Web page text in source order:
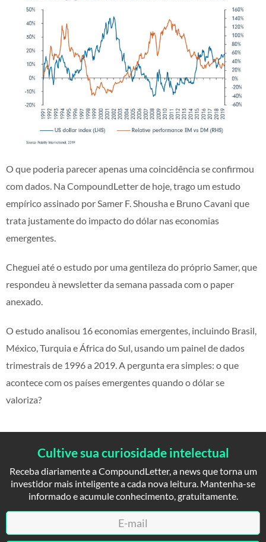
O que poderia parecer apenas uma coincidência se confirmou
com dados. Na CompoundLetter de hoje, trago um estudo
empírico assinado por Samer F. Shousha e Bruno Cavani que
trata justamente do impacto do dólar nas economias
emergentes.
Cheguei até o estudo por uma gentileza do próprio Samer, que
respondeu à newsletter da semana passada com o paper
anexado.
O estudo analisou 16 economias emergentes, incluindo Brasil,
México, Turquia e África do Sul, usando um painel de dados
trimestrais de 1996 a 2019. A pergunta era simples: o que
acontece com os países emergentes quando o dólar se
valoriza?
Cultive sua curiosidade intelectual
Receba diariamente a CompoundLetter, a news que torna um
investidor mais inteligente a cada nova leitura. Mantenha-se
informado e acumule conhecimento, gratuitamente.